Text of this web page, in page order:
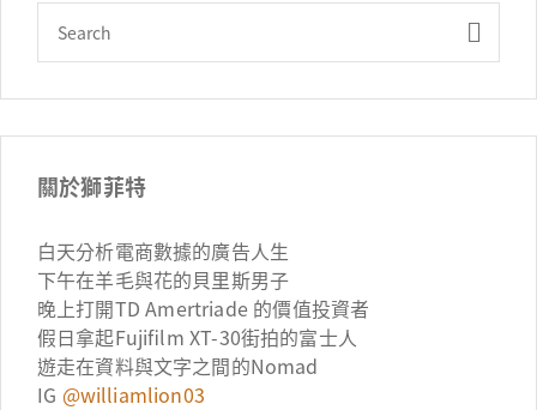
關於獅菲特
白天分析電商數據的廣告人生
下午在羊毛與花的貝里斯男子
晚上打開TD Amertriade 的價值投資者
假日拿起Fujifilm XT-30街拍的富士人
遊走在資料與文字之間的Nomad
IG @williamlion03